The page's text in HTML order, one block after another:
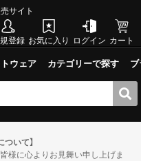
サイト
登録 お気に入り ログイン カート
ウェア カテゴリーで探す
いて】
様に心よりお見舞い申し上げま